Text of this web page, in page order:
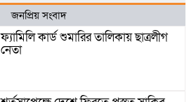
জনপ্রিয় সংবাদ
ফ্যামিলি কার্ড শুমারির তালিকায় ছাত্রলীগ
নেতা